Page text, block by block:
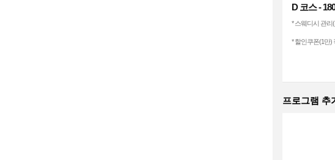
D 코스 -
* 스웨디시 관리
* 할인쿠폰(1만)
프로그램 추